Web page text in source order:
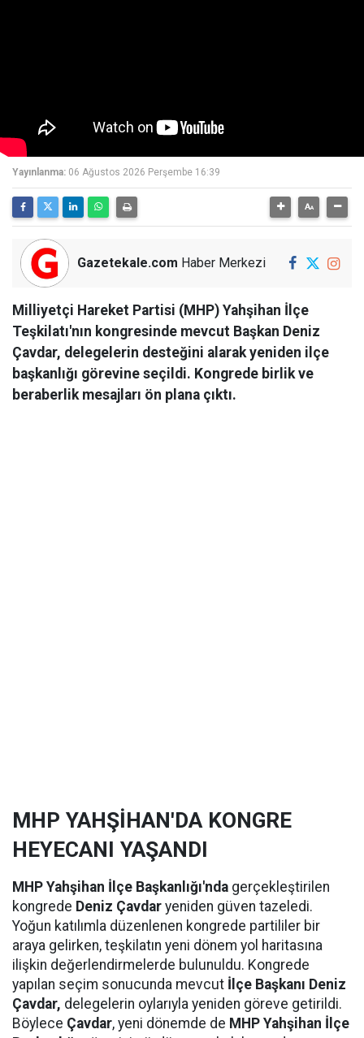
Yayınlanma: 06 Ağustos 2026 Perşembe 16:39
Gazetekale.com Haber Merkezi
Milliyetçi Hareket Partisi (MHP) Yahşihan İlçe
Teşkilatı'nın kongresinde mevcut Başkan Deniz
Çavdar, delegelerin desteğini alarak yeniden ilçe
başkanlığı görevine seçildi. Kongrede birlik ve
beraberlik mesajları ön plana çıktı.
MHP YAHŞİHAN'DA KONGRE
HEYECANI YAŞANDI
MHP Yahşihan İlçe Başkanlığı'nda gerçekleştirilen
kongrede Deniz Çavdar yeniden güven tazeledi.
Yoğun katılımla düzenlenen kongrede partililer bir
araya gelirken, teşkilatın yeni dönem yol haritasına
ilişkin değerlendirmelerde bulunuldu. Kongrede
yapılan seçim sonucunda mevcut İlçe Başkanı Deniz
Çavdar, delegelerin oylarıyla yeniden göreve getirildi.
Böylece Çavdar, yeni dönemde de MHP Yahşihan İlçe